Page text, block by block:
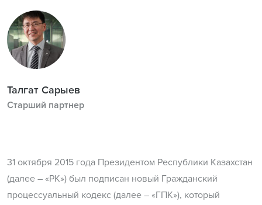
Талгат Сарыев
Старший партнер
31 октября 2015 года Президентом Республики Казахстан
(далее – «РК») был подписан новый Гражданский
процессуальный кодекс (далее – «ГПК»), который